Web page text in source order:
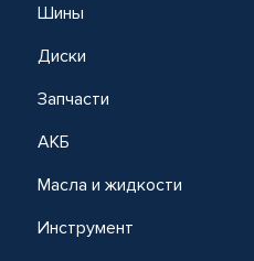
Шины
Диски
Запчасти
АКБ
Масла и жидкости
Инструмент